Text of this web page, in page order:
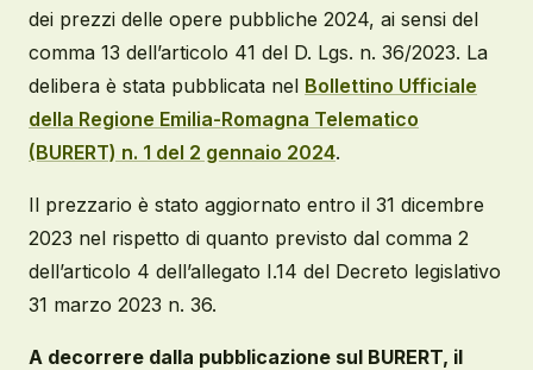
dei prezzi delle opere pubbliche 2024, ai sensi del
comma 13 dell’articolo 41 del D. Lgs. n. 36/2023. La
delibera è stata pubblicata nel Bollettino Ufficiale
della Regione Emilia-Romagna Telematico
(BURERT) n. 1 del 2 gennaio 2024.
Il prezzario è stato aggiornato entro il 31 dicembre
2023 nel rispetto di quanto previsto dal comma 2
dell’articolo 4 dell’allegato I.14 del Decreto legislativo
31 marzo 2023 n. 36.
A decorrere dalla pubblicazione sul BURERT, il